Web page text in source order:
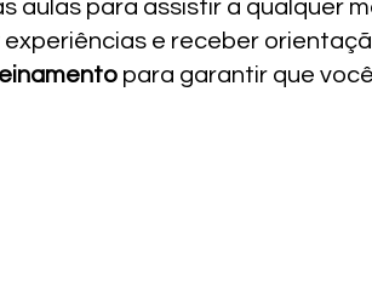
aulas para assistir a qualquer
e receber
para garantir que